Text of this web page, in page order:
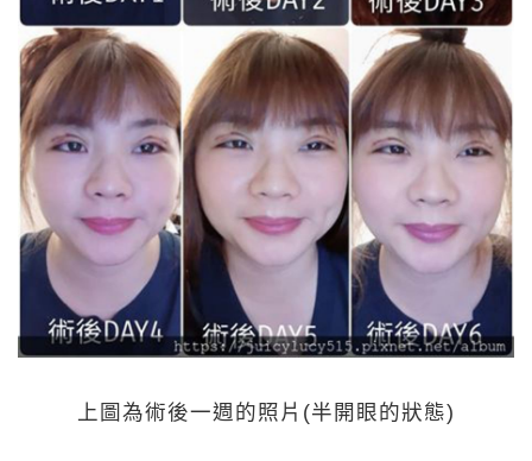
上圖為術後一週的照片(半開眼的狀態)